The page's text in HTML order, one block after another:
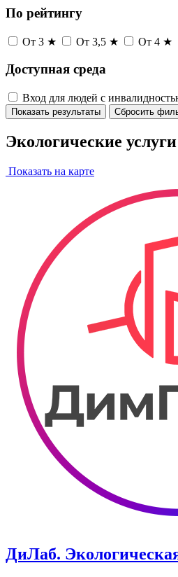
По рейтингу
От 3 ★ От 3,5 ★ От 4 ★
Доступная среда
Вход для людей с
Показать результаты Сбросить
Экологические
Показать на карте
ДиЛаб.